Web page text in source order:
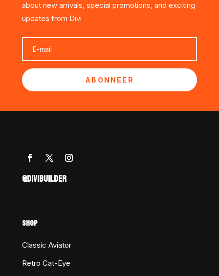
about new arrivals, special promotions, and exciting
updates from Divi
ABONNEER
@DIVIBUILDER
SHOP
Classic Aviator
Retro Cat-Eye